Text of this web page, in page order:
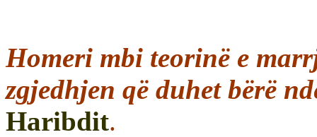
Homeri mbi teorinë e
zgjedhjen që duhet bërë
Haribdit.